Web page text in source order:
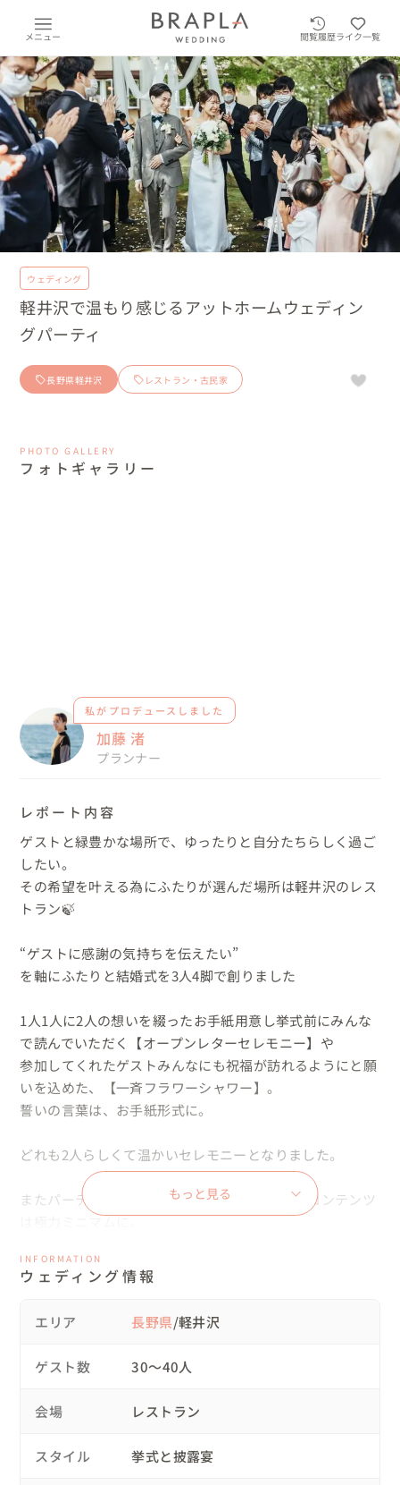
メニュー 閲覧履歴ライク一覧
ウェディング
軽井沢で温もり感じるアットホームウェディン
グパーティ
長野県軽井沢 レストラン・古民家
PHOTO GALLERY
フォトギャラリー
私がプロデュースしました
加藤 渚
プランナー
レポート内容
ゲストと緑豊かな場所で、ゆったりと自分たちらしく過ご
したい。
その希望を叶える為にふたりが選んだ場所は軽井沢のレス
トラン🍃
“ゲストに感謝の気持ちを伝えたい”
を軸にふたりと結婚式を3人4脚で創りました
1人1人に2人の想いを綴ったお手紙用意し挙式前にみんな
で読んでいただく【オープンレターセレモニー】や
参加してくれたゲストみんなにも祝福が訪れるようにと願
いを込めた、【一斉フラワーシャワー】。
誓いの言葉は、お手紙形式に。
どれも2人らしくて温かいセレモニーとなりました。
またパーティはゲストとの時間を大切に考え、コンテンツ
は極力ミニマムに。
ゲストとの会話や食事でレストラン内は終始笑顔と笑い声
でにぎわっていました。
【ワインボックスセレモニー】では、中座中にゲストに2
に入れてもらい仕上げに2人がワインを入れて封をしてい
10年後の結婚式の日に、開封し皆様からのお手紙を2人で
気で包み込みました。
もっと見る
INFORMATION
ウェディング情報
エリア 長野県/軽井沢
ゲスト数 30〜40人
会場 レストラン
スタイル 挙式と披露宴